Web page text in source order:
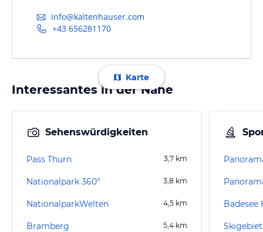
info@kaltenhauser.com
+43 656281170
Karte
Interessantes in der Nähe
Sehenswürdigkeiten
Pass Thurn 3,7 km
Nationalpark 360° 3,8 km
NationalparkWelten 4,5 km
Bramberg 5,4 km
Badesee